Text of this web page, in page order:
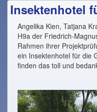
Insektenhotel
Angelika Kien, Tatjana
H9a der Friedrich-
Rahmen ihrer
ein Insektenhotel für die
finden das toll und